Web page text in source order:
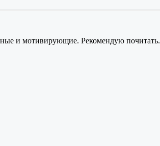
и мотивирующие. Рекомендую почитать.